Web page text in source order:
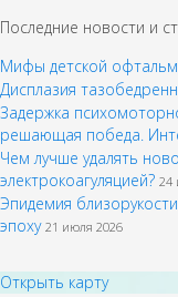
Последние новости и
Мифы детской
Дисплазия
Задержка
решающая победа.
Чем лучше удалять
электрокоагуляцией? 24
Эпидемия
эпоху 21 июля 2026
Открыть карту